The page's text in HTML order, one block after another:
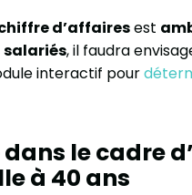
d’affairesest
salariés, il faudra
interactif pour
le cadre
à 40 ans